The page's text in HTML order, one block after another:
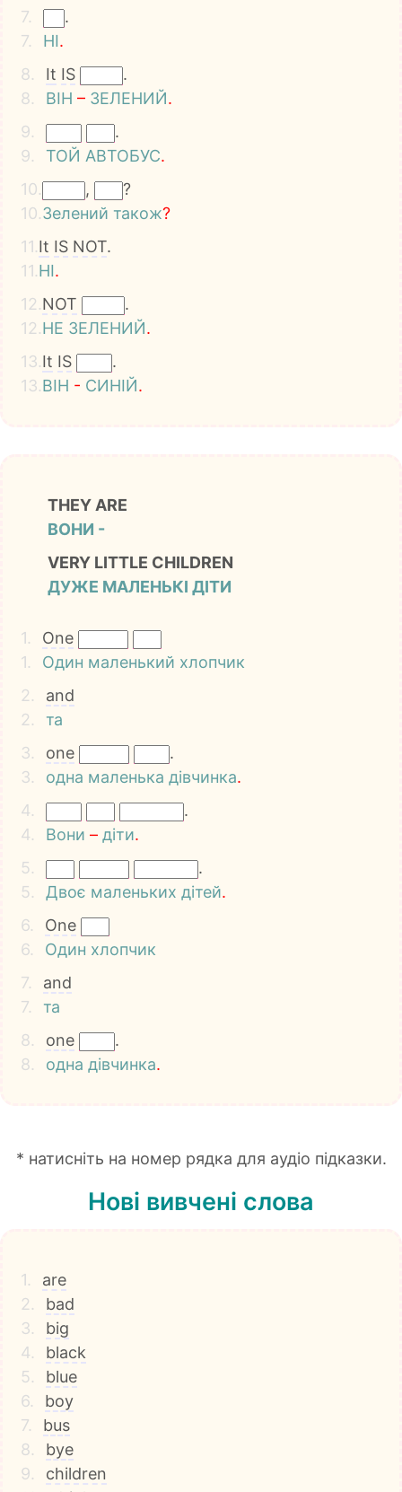
7.
.
7.
НІ.
8.
It IS
.
8.
ВІН – ЗЕЛЕНИЙ.
9.
.
9.
ТОЙ АВТОБУС.
10.
,
?
10.Зелений також?
11.It IS NOT.
11.НІ.
12.NOT
.
12.НЕ ЗЕЛЕНИЙ.
13.It IS
.
13.ВІН - СИНІЙ.
THEY ARE
ВОНИ -
VERY LITTLE CHILDREN
ДУЖЕ МАЛЕНЬКІ ДІТИ
1.
One
1.
Один маленький хлопчик
2.
and
2.
та
3.
one
.
3.
одна маленька дівчинка.
4.
.
4.
Вони – діти.
5.
.
5.
Двоє маленьких дітей.
6.
One
6.
Один хлопчик
7.
and
7.
та
8.
one
.
8.
одна дівчинка.
* натисніть на номер рядка для аудіо підказки.
Нові вивчені слова
1.
are
2.
bad
3.
big
4.
black
5.
blue
6.
boy
7.
bus
8.
bye
9.
children